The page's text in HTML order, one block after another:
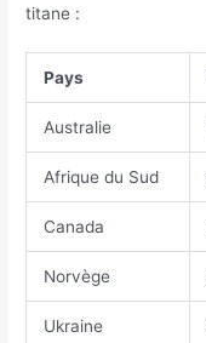
titane :
Pays
Australie
Afrique du Sud
Canada
Norvège
Ukraine